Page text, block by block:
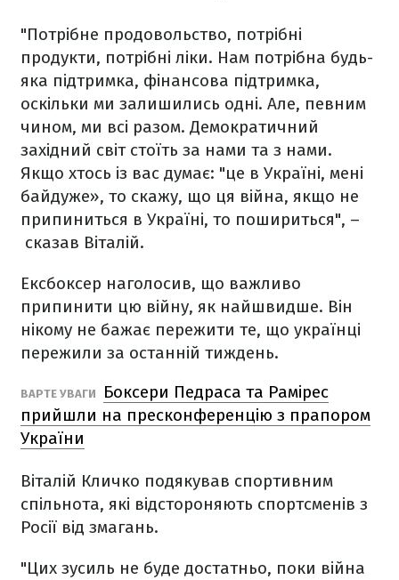
"Потрібне продовольство, потрібні
продукти, потрібні ліки. Нам потрібна будь-
яка підтримка, фінансова підтримка,
оскільки ми залишились одні. Але, певним
чином, ми всі разом. Демократичний
західний світ стоїть за нами та з нами.
Якщо хтось із вас думає: "це в Україні, мені
байдуже», то скажу, що ця війна, якщо не
припиниться в Україні, то пошириться", –
сказав Віталій.
Ексбоксер наголосив, що важливо
припинити цю війну, як найшвидше. Він
нікому не бажає пережити те, що українці
пережили за останній тиждень.
ВАРТЕ УВАГИ
Боксери Педраса та Рамірес
прийшли на пресконференцію з прапором
України
Віталій Кличко подякував спортивним
спільнота, які відстороняють спортсменів з
Росії від змагань.
"Цих зусиль не буде достатньо, поки війна